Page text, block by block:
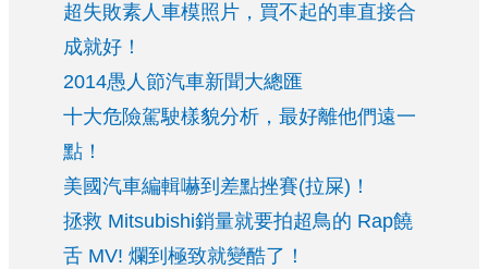
超失敗素人車模照片，買不起的車直接合
成就好！
2014愚人節汽車新聞大總匯
十大危險駕駛樣貌分析，最好離他們遠一
點！
美國汽車編輯嚇到差點挫賽(拉屎)！
拯救 Mitsubishi銷量就要拍超鳥的 Rap饒
舌 MV! 爛到極致就變酷了！